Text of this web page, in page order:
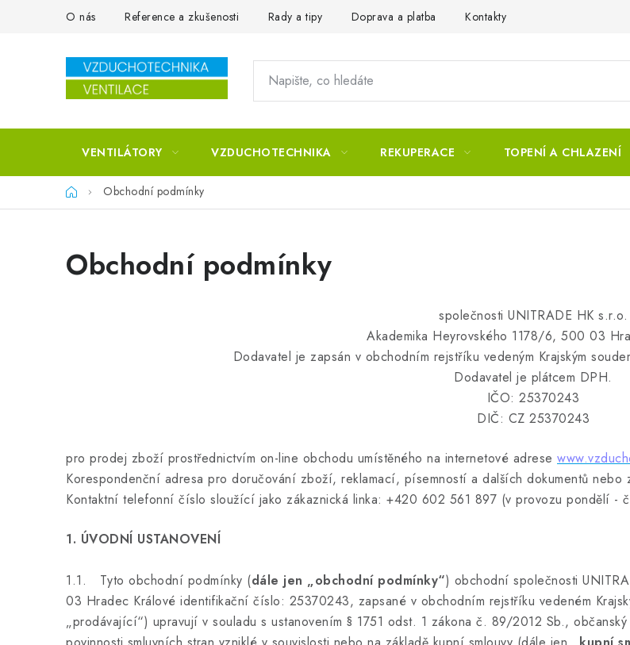
Přejít na obsahO nás Reference a zkušenosti Rady a tipy Doprava a platba Kontakty
VENTILÁTORY VZDUCHOTECHNIKA REKUPERACE TOPENÍ A CHLAZENÍ
DomůObchodní podmínky
Obchodní podmínky
společnosti UNITRADE HK s.r.o.
Akademika Heyrovského 1178/6, 500 03
Dodavatel je zapsán v obchodním rejstříku vedeným Krajským
Dodavatel je plátcem DPH.
IČO: 25370243
DIČ: CZ 25370243
pro prodej zboží prostřednictvím on-line obchodu umístěného na internetové adrese
Korespondenční adresa pro doručování zboží, reklamací, písemností a dalších dokumentů
Kontaktní telefonní číslo sloužící jako zákaznická linka: +420 602 561 897 (v provozu pondělí
1. ÚVODNÍ USTANOVENÍ
1.1. Tyto obchodní podmínky (dále jen „obchodní podmínky“) obchodní společnosti
03 Hradec Králové identifikační číslo: 25370243, zapsané v obchodním rejstříku vedeném
„prodávající“) upravují v souladu s ustanovením § 1751 odst. 1 zákona č. 89/2012 Sb.,